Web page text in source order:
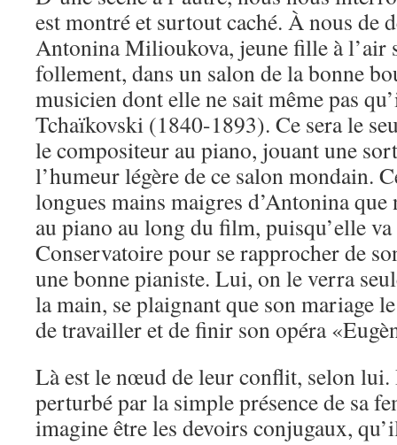
est montré et surtout caché. À nous de
Antonina Milioukova, jeune fille à l’air
follement, dans un salon de la bonne
musicien dont elle ne sait même pas
Tchaïkovski (1840-1893). Ce sera le
le compositeur au piano, jouant une
l’humeur légère de ce salon mondain.
longues mains maigres d’Antonina
au piano au long du film, puisqu’elle
Conservatoire pour se rapprocher de
une bonne pianiste. Lui, on le verra
la main, se plaignant que son mariage
de travailler et de finir son opéra
Là est le nœud de leur conflit, selon
perturbé par la simple présence de sa
imagine être les devoirs conjugaux,